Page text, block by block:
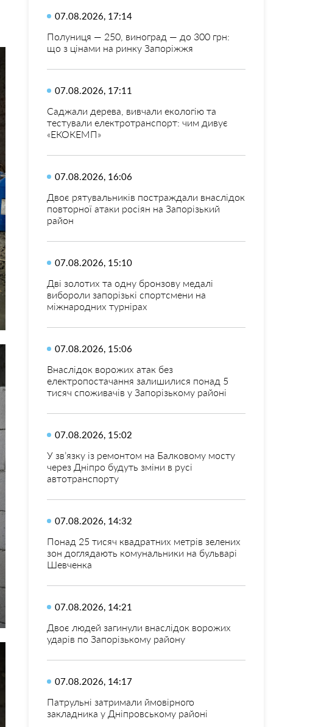
07.08.2026, 17:14
Полуниця — 250, виноград — до 300 грн:
що з цінами на ринку Запоріжжя
07.08.2026, 17:11
Саджали дерева, вивчали екологію та
тестували електротранспорт: чим дивує
«ЕКОКЕМП»
07.08.2026, 16:06
Двоє рятувальників постраждали внаслідок
повторної атаки росіян на Запорізький
район
07.08.2026, 15:10
Дві золотих та одну бронзову медалі
вибороли запорізькі спортсмени на
міжнародних турнірах
07.08.2026, 15:06
Внаслідок ворожих атак без
електропостачання залишилися понад 5
тисяч споживачів у Запорізькому районі
07.08.2026, 15:02
У зв’язку із ремонтом на Балковому мосту
через Дніпро будуть зміни в русі
автотранспорту
07.08.2026, 14:32
Понад 25 тисяч квадратних метрів зелених
зон доглядають комунальники на бульварі
Шевченка
07.08.2026, 14:21
Двоє людей загинули внаслідок ворожих
ударів по Запорізькому району
07.08.2026, 14:17
Патрульні затримали ймовірного
закладника у Дніпровському районі